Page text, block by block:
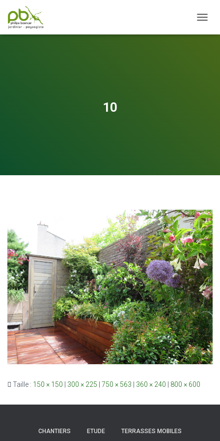
10
Taille : 150 × 150 | 300 × 225 | 750 × 563 | 360 × 240 | 800 × 600
CHANTIERS ETUDE TERRASSES MOBILES